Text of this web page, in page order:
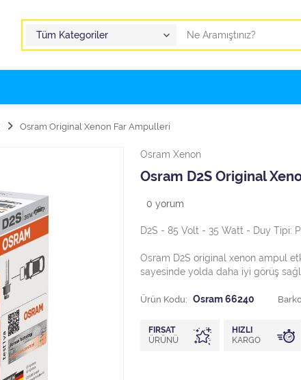
Osram Original Xenon Far Ampulleri
Osram Xenon
Osram D2S Original
0 yorum
D2S - 85 Volt - 35 Watt - Duy Tipi:
Osram D2S original xenon ampul
sayesinde yolda daha iyi görüş
Ürün Kodu: Osram 66240
FIRSAT
ÜRÜNÜ
HIZLI
KARGO